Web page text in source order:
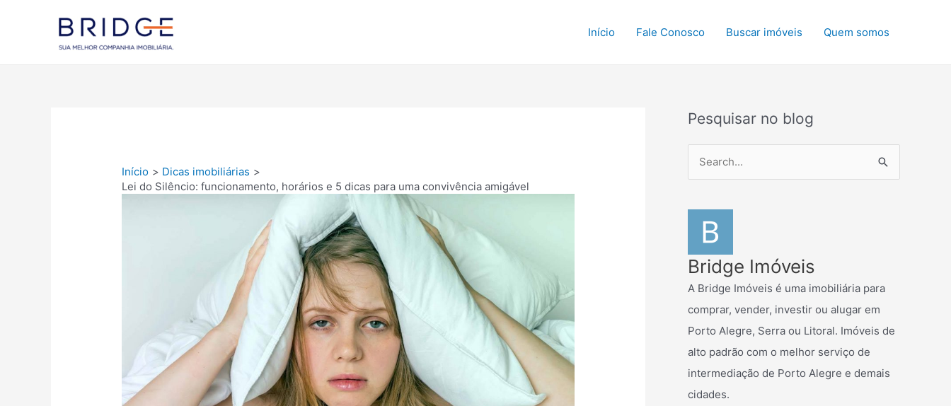
Início Fale Conosco Buscar imóveis Quem somos
Início
Dicas imobiliárias
Lei do Silêncio: funcionamento, horários e 5 dicas para uma convivência amigável
Pesquisar no blog
i
s
r
o
Bridge Imóveis
A Bridge Imóveis é uma imobiliária para
comprar, vender, investir ou alugar em
Porto Alegre, Serra ou Litoral. Imóveis de
alto padrão com o melhor serviço de
intermediação de Porto Alegre e demais
cidades.